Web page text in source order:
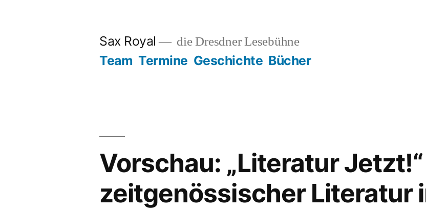
Sax Royal die Dresdner Lesebühne
Team Termine Geschichte Bücher
Vorschau: „Literatur
zeitgenössischer Literatur